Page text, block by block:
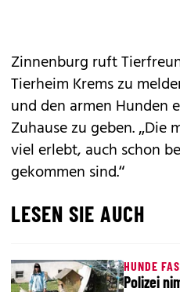
Zinnenburg ruft
Tierheim Kremszu
und den armen Hunden
Zuhause zu geben. „Die
viel erlebt, auch schon
gekommen sind.“
LESEN SIE AUCH
HUNDE
Polizei